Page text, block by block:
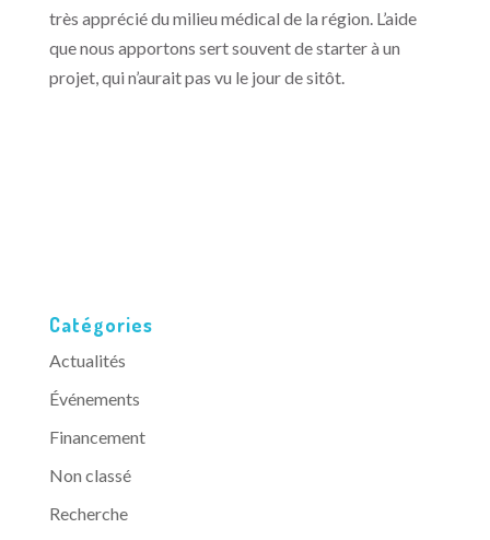
très apprécié du milieu médical de la région. L’aide
que nous apportons sert souvent de starter à un
projet, qui n’aurait pas vu le jour de sitôt.
Catégories
Actualités
Événements
Financement
Non classé
Recherche